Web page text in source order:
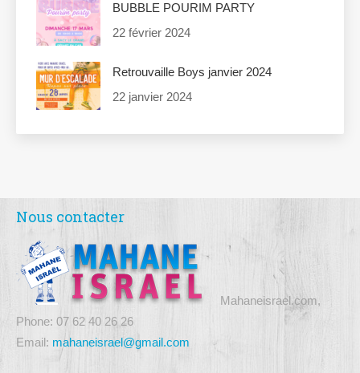
BUBBLE POURIM PARTY
22 février 2024
Retrouvaille Boys janvier 2024
22 janvier 2024
Nous contacter
Mahaneisrael.com,
Phone: 07 62 40 26 26
Email: mahaneisrael@gmail.com